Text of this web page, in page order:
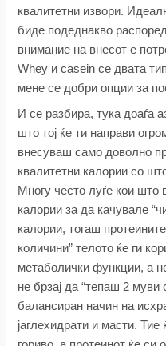
квалитетни извори.
биде подеднакво
внимание на внесот е
Whey и casein се двата
мене се добри опции за
И се разбира, тука доаѓа
што тој ќе ти направи
внесуваш само доволно
квалитетни калории со
Многу често луѓе кои што
калории за да качувале
калории, тогаш
количини” телото ќе ги
метаболички функции, а
не брзај да “тепаш 2
балансиран начин на
јаглехидрати и масти.